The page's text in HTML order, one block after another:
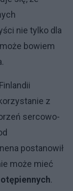
nie tylko dla
bowiem
z
sercowo-
postanowił
może mieć
.